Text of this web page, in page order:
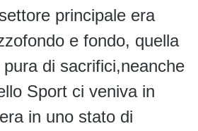
principale era
e fondo, quella
di sacrifici,neanche
Sport ci veniva in
in uno stato di